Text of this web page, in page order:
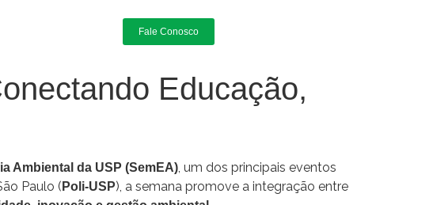
Fale Conosco
Educação,
Ambiental da USP (SemEA), um dos principais eventos
Paulo ( Poli-USP), a semana promove a integração entre